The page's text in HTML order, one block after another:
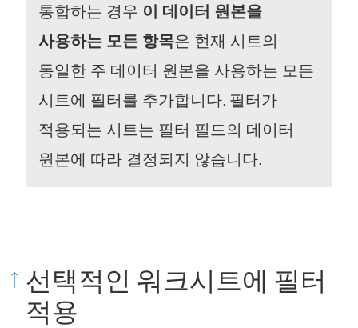
통합하는 경우 이 데이터 원본을
사용하는 모든 항목은 현재 시트의
동일한 주 데이터 원본을 사용하는 모든
시트에 필터를 추가합니다. 필터가
적용되는 시트는 필터 필드의 데이터
원본에 따라 결정되지 않습니다.
선택적인 워크시트에 필터
적용